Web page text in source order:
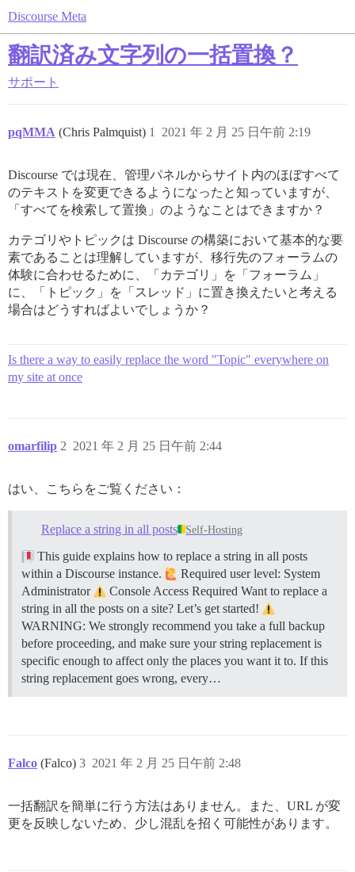
Discourse Meta
翻訳済み文字列の一括置換？
サポート
pqMMA (Chris Palmquist) 2021 年 2 月 25 日午前 2:19
1
Discourse では現在、管理パネルからサイト内のほぼすべて
のテキストを変更できるようになったと知っていますが、
「すべてを検索して置換」のようなことはできますか？
カテゴリやトピックは Discourse の構築において基本的な要
素であることは理解していますが、移行先のフォーラムの
体験に合わせるために、「カテゴリ」を「フォーラム」
に、「トピック」を「スレッド」に置き換えたいと考える
場合はどうすればよいでしょうか？
Is there a way to easily replace the word "Topic" everywhere on
my site at once
omarfilip 2021 年 2 月 25 日午前 2:44
2
はい、こちらをご覧ください：
Replace a string in all posts Self-Hosting
This guide explains how to replace a string in all posts
within a Discourse instance.
Required user level: System
Administrator
Console Access Required Want to replace a
string in all the posts on a site? Let’s get started!
WARNING: We strongly recommend you take a full backup
before proceeding, and make sure your string replacement is
specific enough to affect only the places you want it to. If this
string replacement goes wrong, every…
Falco (Falco) 2021 年 2 月 25 日午前 2:48
3
一括翻訳を簡単に行う方法はありません。また、URL が変
更を反映しないため、少し混乱を招く可能性があります。